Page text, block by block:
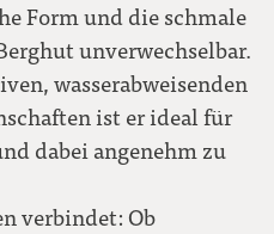
Form und die schmale
unverwechselbar.
wasserabweisenden
ist er ideal für
dabei angenehm zu
verbindet: Ob